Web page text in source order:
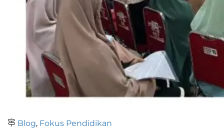
Blog, Fokus Pendidikan